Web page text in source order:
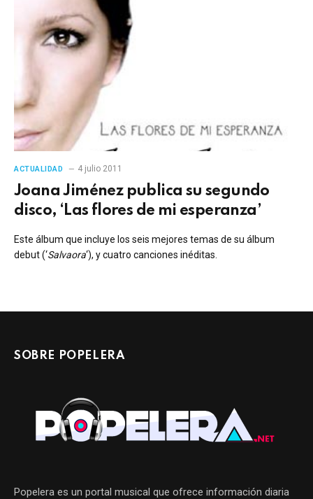
ACTUALIDAD 4 julio 2011
Joana Jiménez publica su segundo
disco, ‘Las flores de mi esperanza’
Este álbum que incluye los seis mejores temas de su álbum
debut (‘Salvaora‘), y cuatro canciones inéditas.
SOBRE POPELERA
Popelera es un portal musical que ofrece información diaria